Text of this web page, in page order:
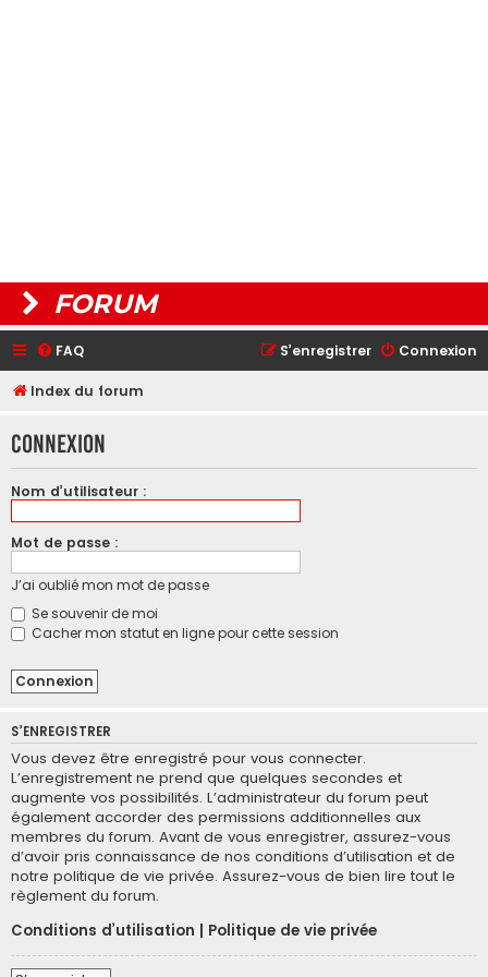
FORUM
FAQ Connexion
S’enregistrer
Index du forum
Connexion
Nom d’utilisateur :
Mot de passe :
J’ai oublié mon mot de passe
Se souvenir de moi
Cacher mon statut en ligne pour cette session
S’ENREGISTRER
Vous devez être enregistré pour vous connecter.
L’enregistrement ne prend que quelques secondes et
augmente vos possibilités. L’administrateur du forum peut
également accorder des permissions additionnelles aux
membres du forum. Avant de vous enregistrer, assurez-vous
d’avoir pris connaissance de nos conditions d’utilisation et de
notre politique de vie privée. Assurez-vous de bien lire tout le
règlement du forum.
Conditions d’utilisation | Politique de vie privée